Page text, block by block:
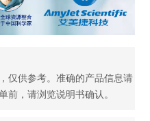
仅供参考。准确的产品信息请
前，请浏览说明书确认。